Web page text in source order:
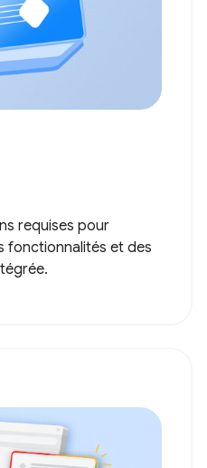
requises pour
fonctionnalités et des